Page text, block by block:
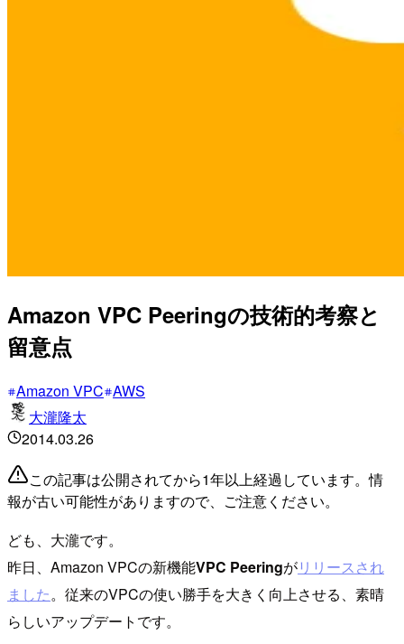
Amazon VPC Peeringの技術的考察と
留意点
Amazon VPC AWS
大瀧隆太
2014.03.26
この記事は公開されてから1年以上経過しています。情
報が古い可能性がありますので、ご注意ください。
ども、大瀧です。
昨日、Amazon VPCの新機能VPC Peeringがリリースされ
ました。従来のVPCの使い勝手を大きく向上させる、素晴
らしいアップデートです。